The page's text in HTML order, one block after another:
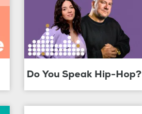
Do You Speak Hip-Hop?